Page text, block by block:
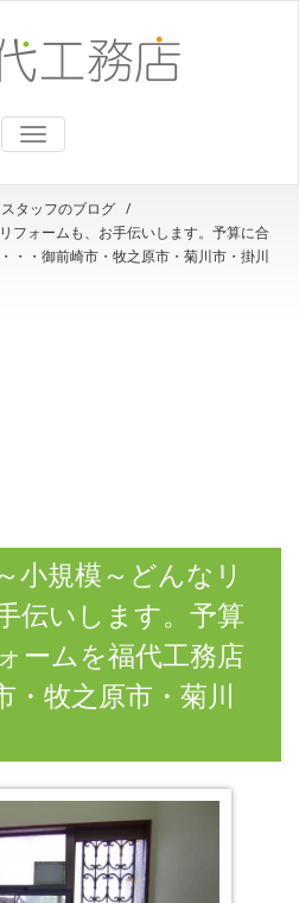
ナ
ビ
シ
ョ
ン
スタッフのブログ /
フォームも、お手伝いします。予算に合
・・御前崎市・牧之原市・菊川市・掛川
小規模～どんなリ
伝いします。予算
ームを福代工務店
・牧之原市・菊川